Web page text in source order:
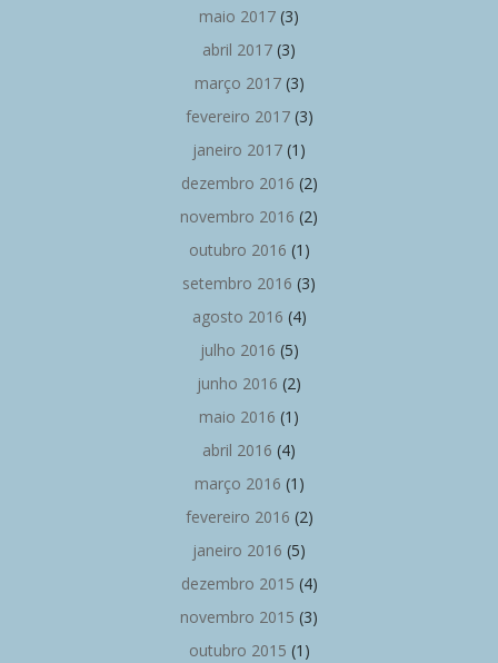
maio 2017 (3)
abril 2017 (3)
março 2017(3)
fevereiro 2017(3)
janeiro 2017 (1)
dezembro 2016 (2)
novembro 2016 (2)
outubro 2016 (1)
setembro 2016 (3)
agosto 2016 (4)
julho 2016 (5)
junho 2016 (2)
maio 2016 (1)
abril 2016 (4)
março 2016 (1)
fevereiro 2016 (2)
janeiro 2016 (5)
dezembro 2015 (4)
novembro 2015 (3)
outubro 2015 (1)